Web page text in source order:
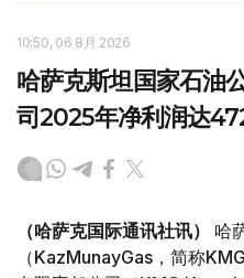
10:50, 06 8月 2026
哈萨克斯坦国家石油
司2025年净利润达
（哈萨克国际通讯社讯）
哈
（KazMunayGas，简称